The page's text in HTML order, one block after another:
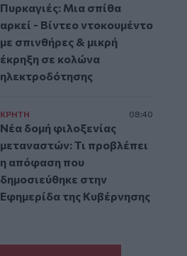
Πυρκαγιές: Μια σπίθα
αρκεί - Βίντεο ντοκουμέντο
με σπινθήρες & μικρή
έκρηξη σε κολώνα
ηλεκτροδότησης
ΚΡΗΤΗ 08:40
Νέα δομή φιλοξενίας
μεταναστών: Τι προβλέπει
η απόφαση που
δημοσιεύθηκε στην
Εφημερίδα της Κυβέρνησης